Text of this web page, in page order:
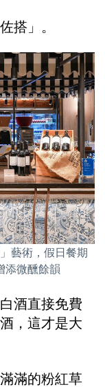
搭」。
藝術，假日餐期
添微醺餘韻
酒直接免費
，這才是大
滿的粉紅草